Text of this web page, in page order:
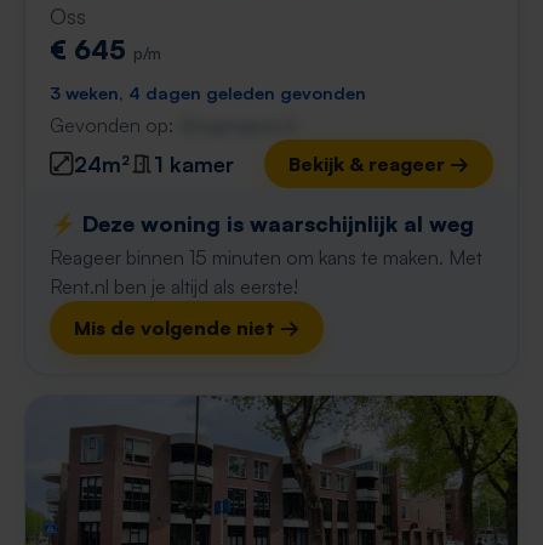
Oss
€ 645 p/m
3 weken, 4 dagen geleden gevonden
Gevonden op:
24m² 1 kamer Bekijk & reageer →
⚡️ Deze woning is waarschijnlijk al weg
Reageer binnen 15 minuten om kans te maken. Met
Rent.nl ben je altijd als eerste!
Mis de volgende niet →